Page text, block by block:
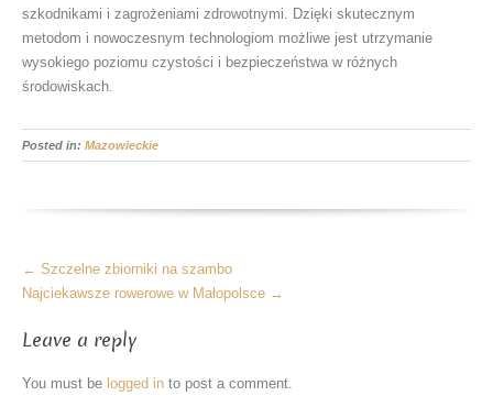
szkodnikami i zagrożeniami zdrowotnymi. Dzięki skutecznym
metodom i nowoczesnym technologiom możliwe jest utrzymanie
wysokiego poziomu czystości i bezpieczeństwa w różnych
środowiskach.
Posted in: Mazowieckie
More
Articles
← Szczelne zbiorniki na szambo
Najciekawsze rowerowe w Małopolsce →
Leave a reply
You must be logged in to post a comment.